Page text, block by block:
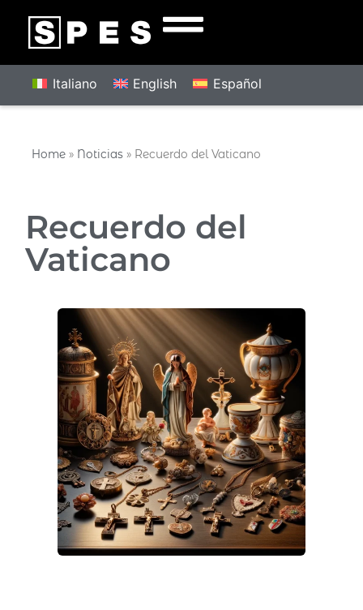
Italiano English Español
Home » Noticias » Recuerdo del Vaticano
Recuerdo del
Vaticano